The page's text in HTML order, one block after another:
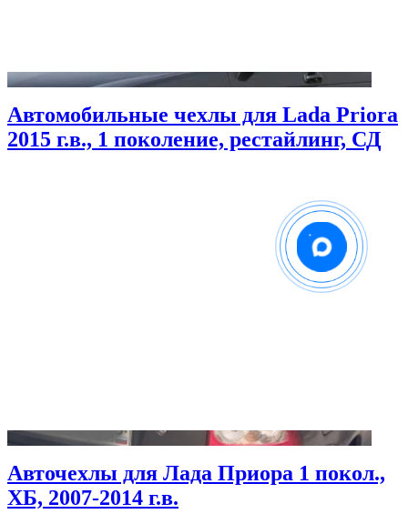
Автомобильные чехлы для Lada Priora
2015 г.в., 1 поколение, рестайлинг, СД
Авточехлы для Лада Приора 1 покол.,
ХБ, 2007-2014 г.в.